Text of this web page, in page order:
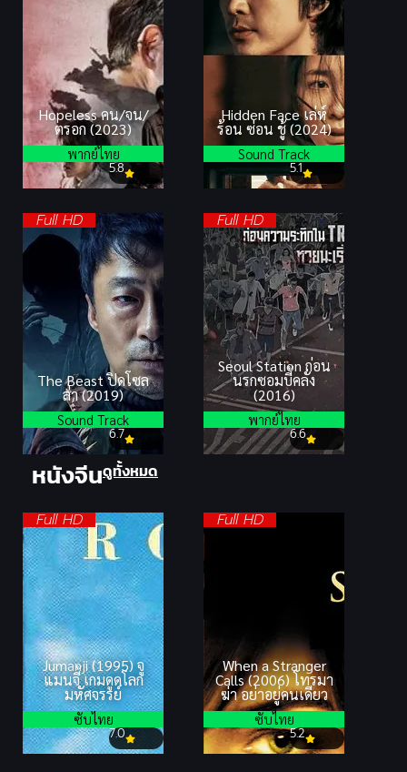
Hopeless คน/จน/
ตรอก (2023)
5.8
พากย์ไทย
Hidden Face เล่ห์
ร้อน ซ่อน ชู้ (2024)
5.1
Sound Track
Full HD
The Beast ปิดโซล
ล่า (2019)
6.7
Sound Track
Full HD
Seoul Station ก่อน
นรกซอมบี้คลั่ง
(2016)
6.6
พากย์ไทย
หนังจีนดูทั้งหมด
Full HD
Jumanji (1995) จู
แมนจี้ เกมดูดโลก
มหัศจรรย์
7.0
ซับไทย
Full HD
When a Stranger
Calls (2006) โทรมา
ฆ่า อย่าอยู่คนเดียว
5.2
ซับไทย